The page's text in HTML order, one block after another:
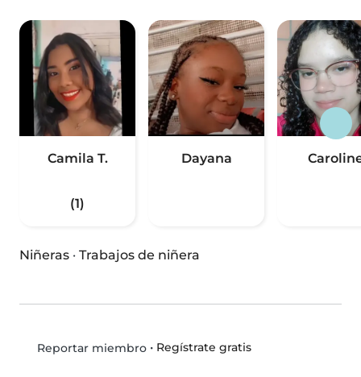
Camila T.
(1)
Dayana
Niñeras · Trabajos de niñera
Reportar miembro• Regístrate gratis